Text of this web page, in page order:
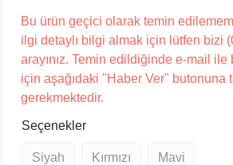
Bu ürün geçici olarak temin
ilgi detaylı bilgi almak için lütfen bizi
arayınız. Temin edildiğinde e-mail
için aşağıdaki "Haber Ver" butonuna
gerekmektedir.
Seçenekler
Siyah Kırmızı Mavi